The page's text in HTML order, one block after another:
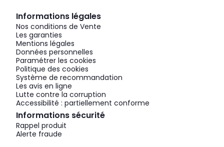
Informations légales
Nos conditions de Vente
Les garanties
Mentions légales
Données personnelles
Paramétrer les cookies
Politique des cookies
Système de recommandation
Les avis en ligne
Lutte contre la corruption
Accessibilité : partiellement conforme
Informations sécurité
Rappel produit
Alerte fraude